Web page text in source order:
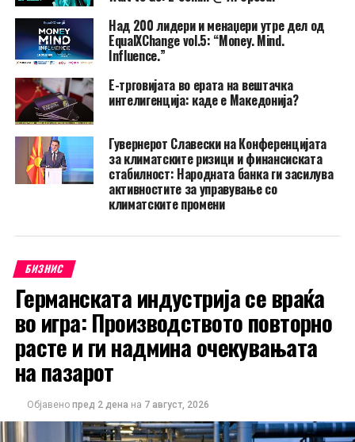
Над 200 лидери и менаџери утре дел од
EqualXChange vol.5: “Money. Mind.
Influence.”
Е-трговијата во ерата на вештачка
интелигенција: каде е Македонија?
Гувернерот Славески на Конференцијата
за климатските ризици и финансиската
стабилност: Народната банка ги засилува
активностите за управување со
климатските промени
БИЗНИС
Германската индустрија се враќа
во игра: Производството повторно
расте и ги надмина очекувањата
на пазарот
Објавено пред 2 дена на 7 август, 2026